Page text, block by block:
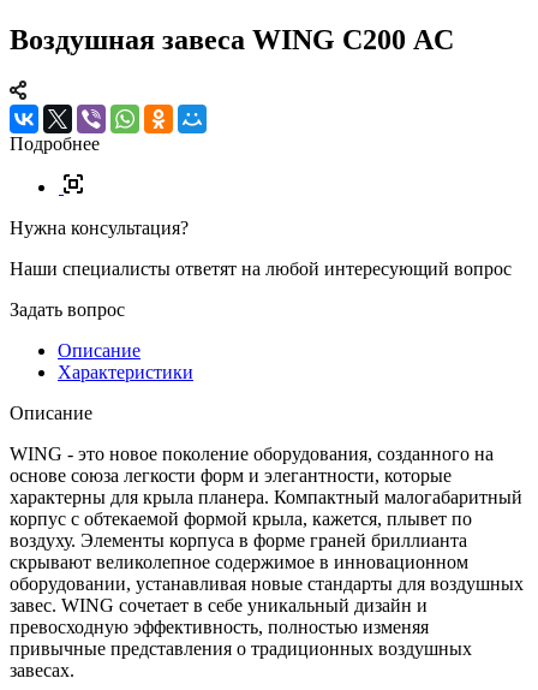
Воздушная завеса WING С200 AC
Подробнее
Нужна консультация?
Наши специалисты ответят на любой интересующий вопрос
Задать вопрос
Описание
Характеристики
Описание
WING - это новое поколение оборудования, созданного на
основе союза легкости форм и элегантности, которые
характерны для крыла планера. Компактный малогабаритный
корпус с обтекаемой формой крыла, кажется, плывет по
воздуху. Элементы корпуса в форме граней бриллианта
скрывают великолепное содержимое в инновационном
оборудовании, устанавливая новые стандарты для воздушных
завес. WING сочетает в себе уникальный дизайн и
превосходную эффективность, полностью изменяя
привычные представления о традиционных воздушных
завесах.